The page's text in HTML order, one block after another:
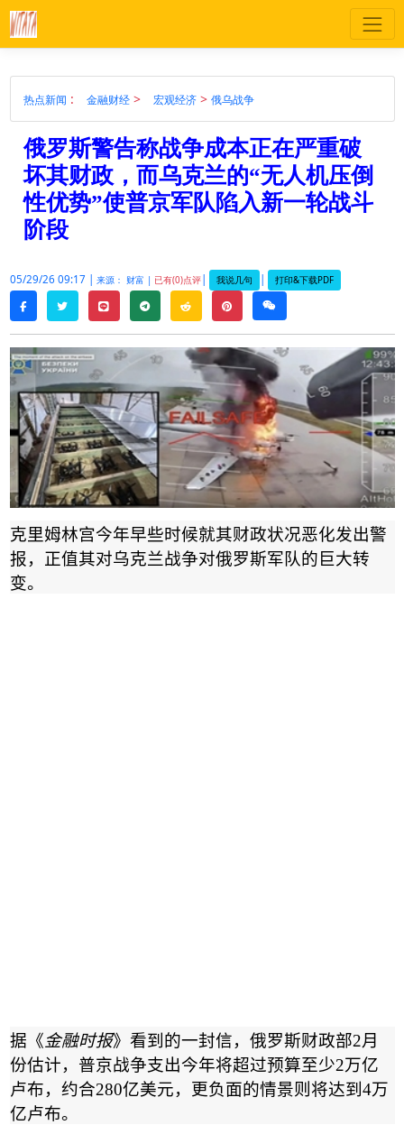
热点新闻 : 金融财经> 宏观经济 > 俄乌战争
俄罗斯警告称战争成本正在严重破
坏其财政，而乌克兰的“无人机压倒
性优势”使普京军队陷入新一轮战斗
阶段
05/29/26 09:17 | 来源： 财富 | 已有(0)点评| 我说几句 | 打印&下载PDF
facebooktwitterline telegramreddit pinterestweixin
克里姆林宫今年早些时候就其财政状况恶化发出警
报，正值其对乌克兰战争对俄罗斯军队的巨大转
变。
据《金融时报》看到的一封信，俄罗斯财政部2月
份估计，普京战争支出今年将超过预算至少2万亿
卢布，约合280亿美元，更负面的情景则将达到 4万
亿卢布。